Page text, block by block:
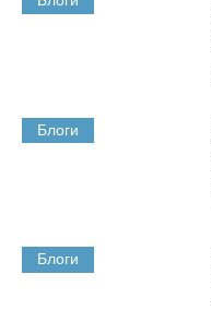
Блоги
Блоги